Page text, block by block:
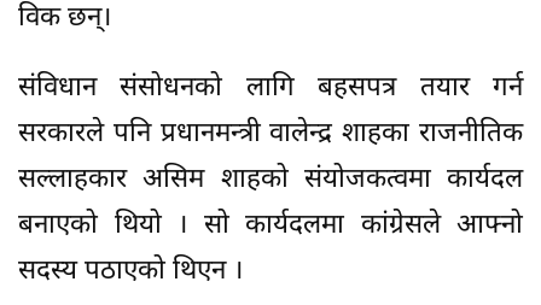
विक छन्।
संविधान संसोधनको लागि बहसपत्र तयार गर्न
सरकारले पनि प्रधानमन्त्री वालेन्द्र शाहका राजनीतिक
सल्लाहकार असिम शाहको संयोजकत्वमा कार्यदल
बनाएको थियो । सो कार्यदलमा कांग्रेसले आफ्नो
सदस्य पठाएको थिएन ।